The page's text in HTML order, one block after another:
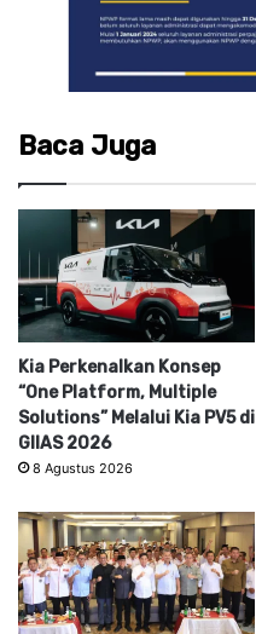
Baca Juga
Kia Perkenalkan Konsep
“One Platform, Multiple
Solutions” Melalui Kia PV5 di
GIIAS 2026
8 Agustus 2026